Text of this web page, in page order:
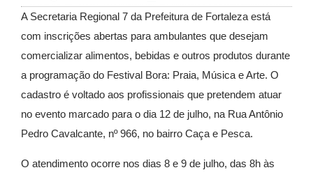
A Secretaria Regional 7 da Prefeitura de Fortaleza está
com inscrições abertas para ambulantes que desejam
comercializar alimentos, bebidas e outros produtos durante
a programação do Festival Bora: Praia, Música e Arte. O
cadastro é voltado aos profissionais que pretendem atuar
no evento marcado para o dia 12 de julho, na Rua Antônio
Pedro Cavalcante, nº 966, no bairro Caça e Pesca.
O atendimento ocorre nos dias 8 e 9 de julho, das 8h às